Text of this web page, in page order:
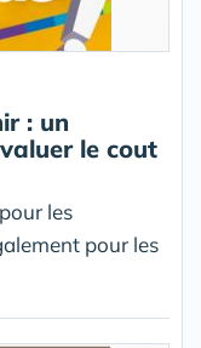
: un
le cout
les
pour les